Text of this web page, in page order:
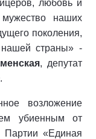
любовь и
наших
поколения,
страны» -
, депутат
возложение
убиенным от
Партии «Единая